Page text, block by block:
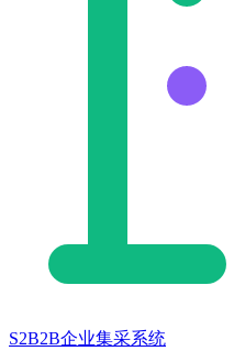
S2B2B企业集采系统